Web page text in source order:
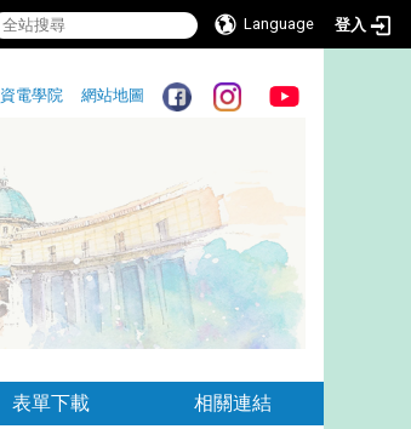
Language 登入
資電學院 網站地圖
表單下載 相關連結